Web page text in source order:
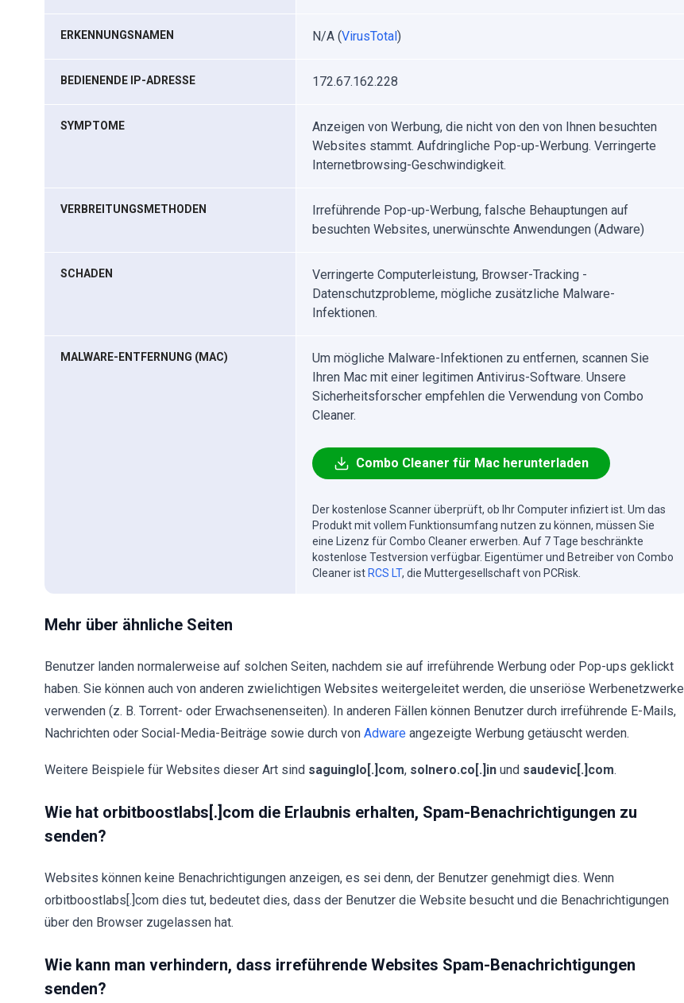
ERKENNUNGSNAMEN N/A (VirusTotal)
BEDIENENDE IP-ADRESSE 172.67.162.228
SYMPTOME
Anzeigen von Werbung, die nicht von den von Ihnen besuchten
Websites stammt. Aufdringliche Pop-up-Werbung. Verringerte
Internetbrowsing-Geschwindigkeit.
VERBREITUNGSMETHODEN
Irreführende Pop-up-Werbung, falsche Behauptungen auf
besuchten Websites, unerwünschte Anwendungen (Adware)
SCHADEN
Verringerte Computerleistung, Browser-Tracking -
Datenschutzprobleme, mögliche zusätzliche Malware-
Infektionen.
MALWARE-ENTFERNUNG (MAC)
Um mögliche Malware-Infektionen zu entfernen, scannen Sie
Ihren Mac mit einer legitimen Antivirus-Software. Unsere
Sicherheitsforscher empfehlen die Verwendung von Combo
Cleaner.
Combo Cleaner für Mac herunterladen
Der kostenlose Scanner überprüft, ob Ihr Computer infiziert ist. Um das
Produkt mit vollem Funktionsumfang nutzen zu können, müssen Sie
eine Lizenz für Combo Cleaner erwerben. Auf 7 Tage beschränkte
kostenlose Testversion verfügbar. Eigentümer und Betreiber von Combo
Cleaner ist RCS LT, die Muttergesellschaft von PCRisk.
Mehr über ähnliche Seiten
Benutzer landen normalerweise auf solchen Seiten, nachdem sie auf irreführende Werbung oder Pop-ups geklickt
haben. Sie können auch von anderen zwielichtigen Websites weitergeleitet werden, die unseriöse Werbenetzwerke
verwenden (z. B. Torrent- oder Erwachsenenseiten). In anderen Fällen können Benutzer durch irreführende E-Mails,
Nachrichten oder Social-Media-Beiträge sowie durch von Adware angezeigte Werbung getäuscht werden.
Weitere Beispiele für Websites dieser Art sind saguinglo[.]com, solnero.co[.]in und saudevic[.]com.
Wie hat orbitboostlabs[.]com die Erlaubnis erhalten, Spam-Benachrichtigungen zu
senden?
Websites können keine Benachrichtigungen anzeigen, es sei denn, der Benutzer genehmigt dies. Wenn
orbitboostlabs[.]com dies tut, bedeutet dies, dass der Benutzer die Website besucht und die Benachrichtigungen
über den Browser zugelassen hat.
Wie kann man verhindern, dass irreführende Websites Spam-Benachrichtigungen
senden?